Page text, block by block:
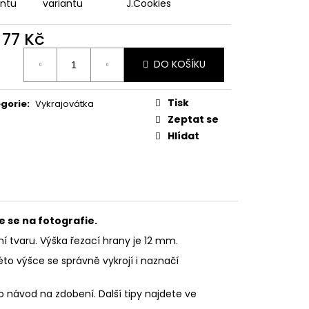
variantu J.Cookies
77 Kč
DO KOŠÍKU
: Vykrajovátka
Tisk
Zeptat se
Hlídat
se na fotografie.
tvaru. Výška řezací hrany je 12 mm.
výšce se správně vykrojí i naznačí
návod na zdobení. Další tipy najdete ve
KOLEKCE